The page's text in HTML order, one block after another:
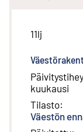
11lj
kuukausi
Tilasto:
Väestön